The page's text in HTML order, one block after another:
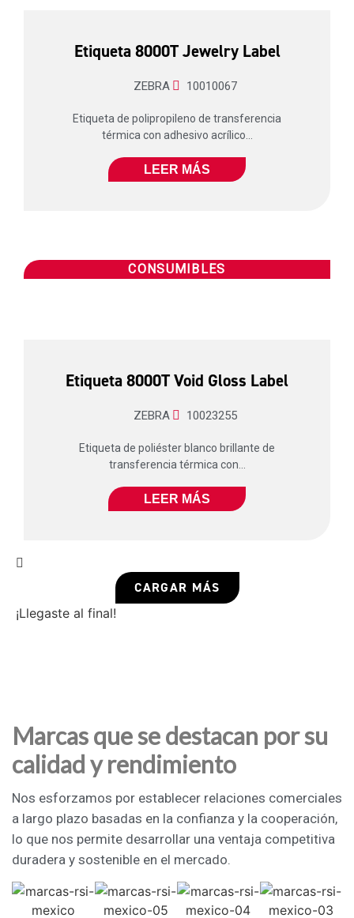
Etiqueta 8000T Jewelry Label
ZEBRA 10010067
Etiqueta de polipropileno de transferencia
térmica con adhesivo acrílico...
LEER MÁS
CONSUMIBLES
Etiqueta 8000T Void Gloss Label
ZEBRA 10023255
Etiqueta de poliéster blanco brillante de
transferencia térmica con...
LEER MÁS
CARGAR MÁS
¡Llegaste al final!
Marcas que se destacan por su
calidad y rendimiento
Nos esforzamos por establecer relaciones comerciales
a largo plazo basadas en la confianza y la cooperación,
lo que nos permite desarrollar una ventaja competitiva
duradera y sostenible en el mercado.